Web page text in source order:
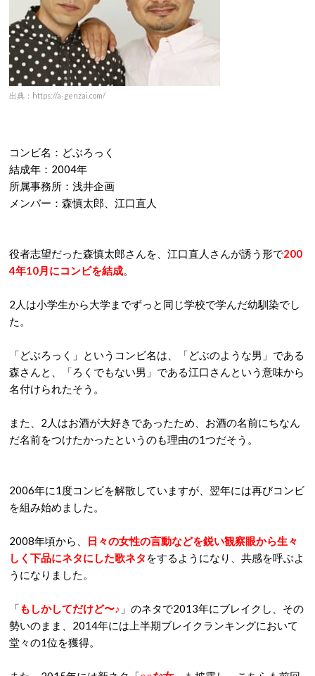
出典：https://a-genzai.com/
コンビ名：どぶろっく
結成年： 2004年
所属事務所：浅井企画
メンバー：森慎太郎、江口直人
役者志望だった森慎太郎さんを、江口直人さんが誘う形で200
4年10月にコンビを結成。
2 人は小学生から大学までずっと同じ学校で学んだ幼馴染でし
た。
「どぶろっく」というコンビ名は、「どぶのような男」である
森さんと、「ろくでもない男」である江口さんという意味から
名付けられたそう。
また、 2 人はお酒が大好きであったため、お酒の名前にちなん
だ名前をつけたかったというのも理由の1つだそう。
2006年に1度コンビを解散していますが、翌年には再びコンビ
を組み始めました。
2008年頃から、
日々の女性の言動などを鋭い観察眼から生々
しく下品にネタにした歌ネタ をするようになり、共感を呼ぶよ
うになりました。
「もしかしてだけど〜♪ 」のネタで2013年にブレイクし、その
勢いのまま、 2014年には上半期ブレイクランキングにおいて
堂々の1位を獲得。